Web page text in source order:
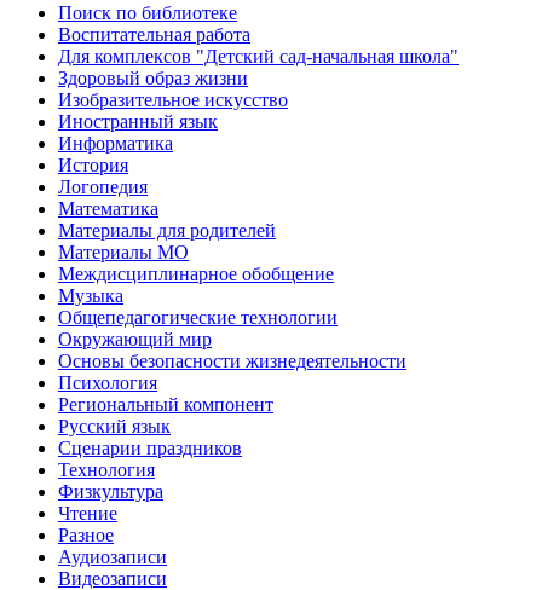
Поиск по библиотеке
Воспитательная работа
Для комплексов "Детский сад-начальная школа"
Здоровый образ жизни
Изобразительное искусство
Иностранный язык
Информатика
История
Логопедия
Математика
Материалы для родителей
Материалы МО
Междисциплинарное обобщение
Музыка
Общепедагогические технологии
Окружающий мир
Основы безопасности жизнедеятельности
Психология
Региональный компонент
Русский язык
Сценарии праздников
Технология
Физкультура
Чтение
Разное
Аудиозаписи
Видеозаписи